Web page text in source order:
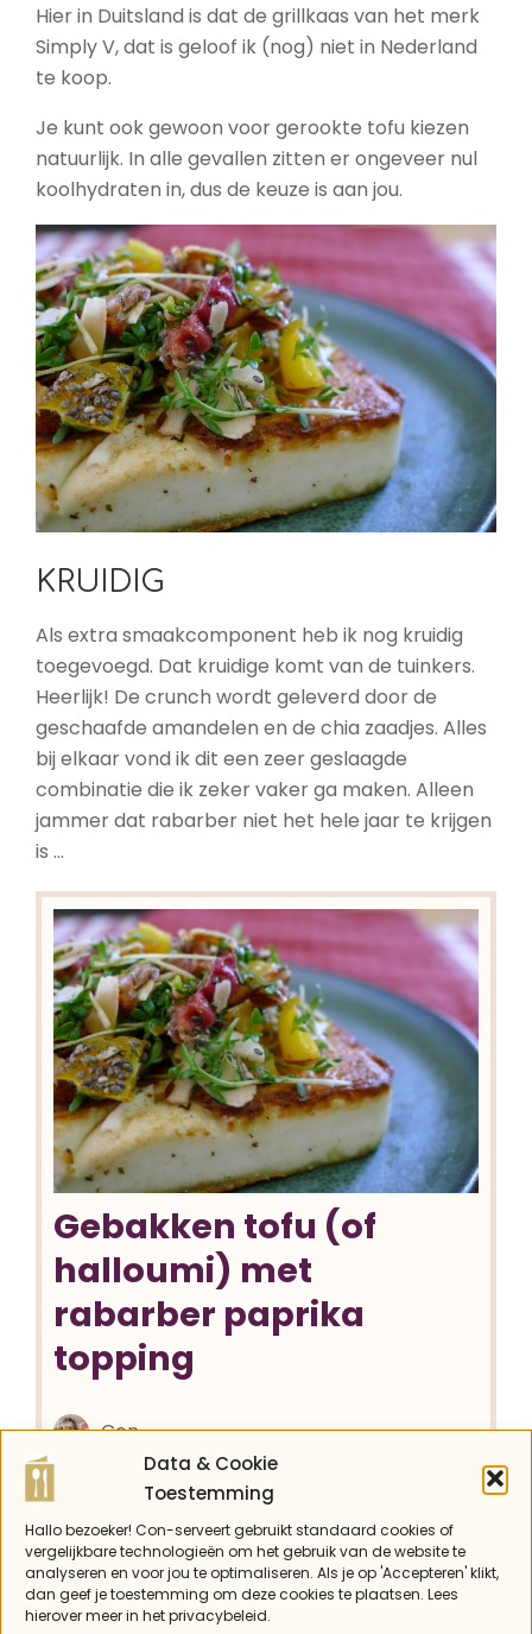
Data & Cookie
Toestemming
Hallo bezoeker! Con-serveert gebruikt standaard cookies of
vergelijkbare technologieën om het gebruik van de website te
analyseren en voor jou te optimaliseren. Als je op 'Accepteren' klikt,
dan geef je toestemming om deze cookies te plaatsen. Lees
hierover meer in het privacybeleid.
Hier in Duitsland is dat de grillkaas van het merk
Simply V, dat is geloof ik (nog) niet in Nederland
te koop.
Je kunt ook gewoon voor gerookte tofu kiezen
natuurlijk. In alle gevallen zitten er ongeveer nul
koolhydraten in, dus de keuze is aan jou.
KRUIDIG
Als extra smaakcomponent heb ik nog kruidig
toegevoegd. Dat kruidige komt van de tuinkers.
Heerlijk! De crunch wordt geleverd door de
geschaafde amandelen en de chia zaadjes. Alles
bij elkaar vond ik dit een zeer geslaagde
combinatie die ik zeker vaker ga maken. Alleen
jammer dat rabarber niet het hele jaar te krijgen
is …
Gebakken tofu (of
halloumi) met
rabarber paprika
topping
Con
Vegan met tofu of liever vegetarisch met
halloumi? Het kan allebei! De grote
smaakmaker is namelijk de rabarber paprika
topping. Een top combinatie van smaken,
proef zelf maar.